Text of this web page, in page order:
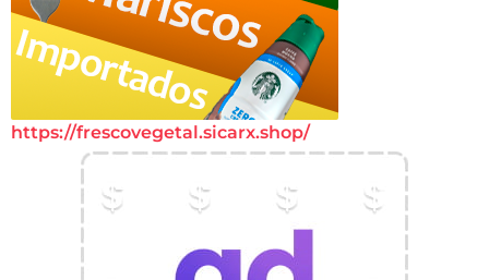
https://frescovegetal.sicarx.shop/